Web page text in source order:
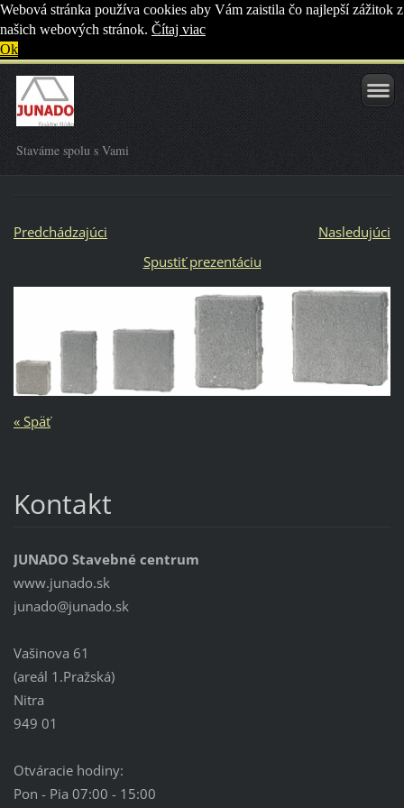
Webová stránka používa cookies aby Vám zaistila čo najlepší zážitok z
našich webových stránok. Čítaj viac
Ok
Staváme spolu s Vami
Predchádzajúci
Nasledujúci
Spustiť prezentáciu
« Späť
Kontakt
JUNADO Stavebné centrum
www.junado.sk
junado@junado.sk
Vašinova 61
(areál 1.Pražská)
Nitra
949 01
Otváracie hodiny:
Pon - Pia 07:00 - 15:00